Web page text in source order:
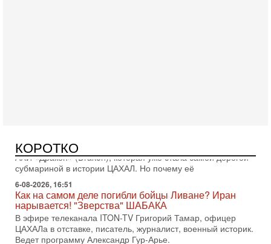
КОРОТКО
АХИ «Дракон» (Drakon), которая уже стала самой дорогой
субмариной в истории ЦАХАЛ. Но почему её
6-08-2026, 16:51
Как на самом деле погибли бойцы Ливане? Иран
нарывается! "Зверства" ШАБАКА
В эфире телеканала ITON-TV Григорий Тамар, офицер
ЦАХАЛа в отставке, писатель, журналист, военный историк.
Ведет программу Александр Гур-Арье.